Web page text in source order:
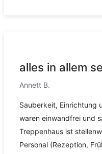
alles in allem
Annett B.
Sauberkeit, Einrichtung
waren einwandfrei und
Treppenhaus ist
Personal (Rezeption,